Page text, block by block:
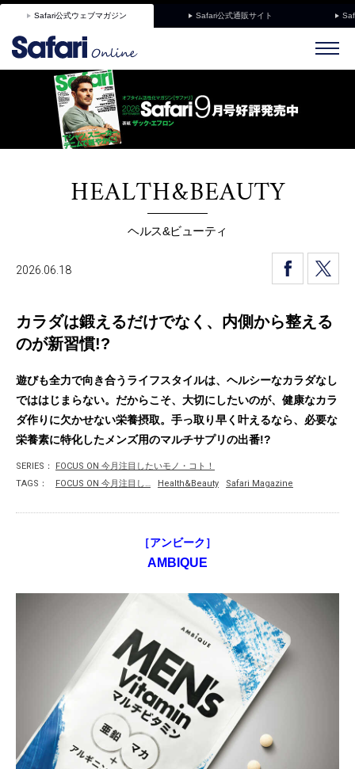
Safari公式ウェブマガジン Safari公式通販サイト
HEALTH&BEAUTY
ヘルス&ビューティ
2026.06.18
カラダは鍛えるだけでなく、内側から整える
のが新習慣!?
遊びも全力で向き合うライフスタイルは、ヘルシーなカラダなし
でははじまらない。だからこそ、大切にしたいのが、健康なカラ
ダ作りに欠かせない栄養摂取。手っ取り早く叶えるなら、必要な
栄養素に特化したメンズ用のマルチサプリの出番!?
SERIES：
FOCUS ON 今月注目したいモノ・コト！
TAGS：
FOCUS ON 今月注目し… Health&Beauty Safari Magazine
［アンビーク］
AMBIQUE